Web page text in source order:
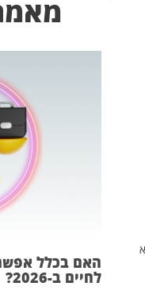
האם בכלל אפשר
לחיים ב-2026?